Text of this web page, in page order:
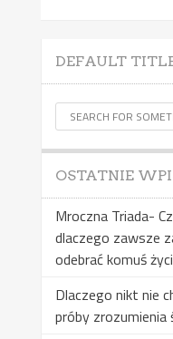
DEFAULT
OSTATNIE
Mroczna Triada-
dlaczego zawsze
odebrać komuś
Dlaczego nikt nie
próby zrozumienia